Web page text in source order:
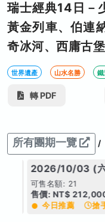
瑞士經典14日－
黃金列車、伯連
奇冰河、西庸古
世界遺產 山水名勝
轉 PDF
所有團期一覽 /
2026/10/03 (
可售名額: 21
售價: NT$
今日推薦 搶